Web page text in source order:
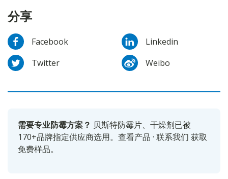
分享
Facebook
Linkedin
Twitter
Weibo
需要专业防霉方案？ 贝斯特防霉片、干燥剂已被
170+品牌指定供应商选用。 查看产品 · 联系我们 获取
免费样品。